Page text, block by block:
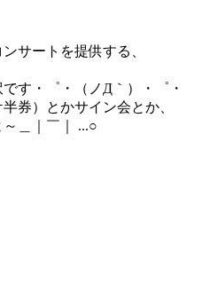
サートを提供する、
す・゜・（ノД｀）・゜・
券）とかサイン会とか、
＿｜￣｜ ...○